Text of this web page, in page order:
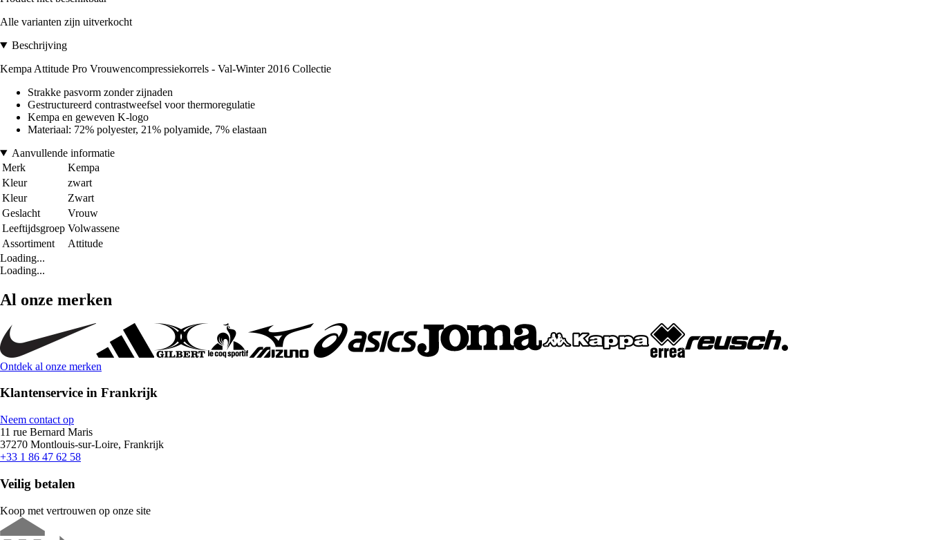
Alle varianten zijn uitverkocht
Beschrijving
Kempa Attitude Pro Vrouwencompressiekorrels - Val-Winter 2016 Collectie
Strakke pasvorm zonder zijnaden
Gestructureerd contrastweefsel voor thermoregulatie
Kempa en geweven K-logo
Materiaal: 72% polyester, 21% polyamide, 7% elastaan
Aanvullende informatie
Merk
Kempa
Kleur
zwart
Kleur
Zwart
Geslacht
Vrouw
Leeftijdsgroep Volwassene
Assortiment
Attitude
Loading...
Loading...
Al onze merken
Ontdek al onze merken
Klantenservice in Frankrijk
Neem contact op
11 rue Bernard Maris
37270 Montlouis-sur-Loire, Frankrijk
+33 1 86 47 62 58
Veilig betalen
Koop met vertrouwen op onze site